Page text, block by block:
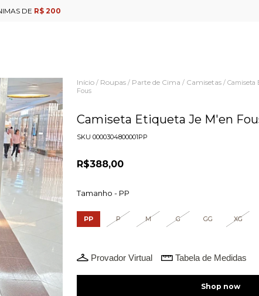
DE R$ 200
Início / Roupas / Parte de Cima / Camisetas / Camiseta
Fous
Camiseta Etiqueta Je M'en
SKU0000304800001PP
R$388,00
Tamanho - PP
PP P M G GG XG
Provador Virtual Tabela de Medidas